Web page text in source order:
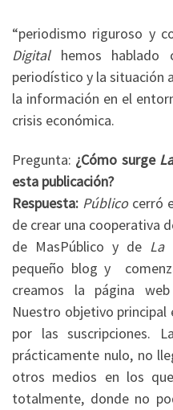
“periodismo riguroso y
Digitalhemos hablado
periodístico y la situación
la información en el
crisis económica.
Pregunta: ¿Cómo surge
esta publicación?
Respuesta: Públicocerró
de crear una cooperativa
de MasPúblico y de La
pequeño blog y
creamos la página
Nuestro objetivo principal
por las suscripciones.
prácticamente nulo, no
otros medios en los
totalmente, donde no